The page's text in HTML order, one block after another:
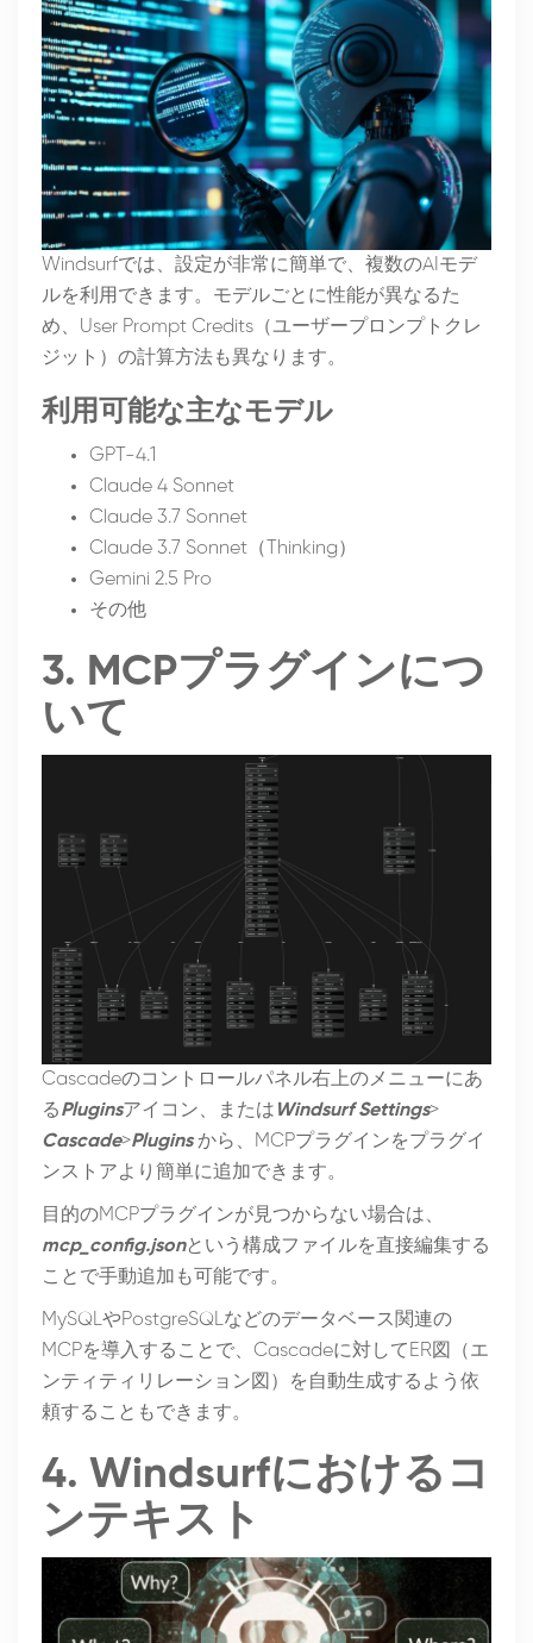
Windsurfでは、設定が非常に簡単で、複数のAIモデ
ルを利用できます。モデルごとに性能が異なるた
め、User Prompt Credits（ユーザープロンプトクレ
ジット）の計算方法も異なります。
利用可能な主なモデル
GPT-4.1
Claude 4 Sonnet
Claude 3.7 Sonnet
Claude 3.7 Sonnet（Thinking）
Gemini 2.5 Pro
その他
3. MCPプラグインにつ
いて
Cascadeのコントロールパネル右上のメニューにあ
るPluginsアイコン、または Windsurf Settings>
Cascade>Pluginsから、MCPプラグインをプラグイ
ンストアより簡単に追加できます。
目的のMCPプラグインが見つからない場合は、
mcp_config.jsonという構成ファイルを直接編集する
ことで手動追加も可能です。
MySQLやPostgreSQLなどのデータベース関連の
MCPを導入することで、Cascadeに対してER図（エ
ンティティリレーション図）を自動生成するよう依
頼することもできます。
4. Windsurfにおけるコ
ンテキスト